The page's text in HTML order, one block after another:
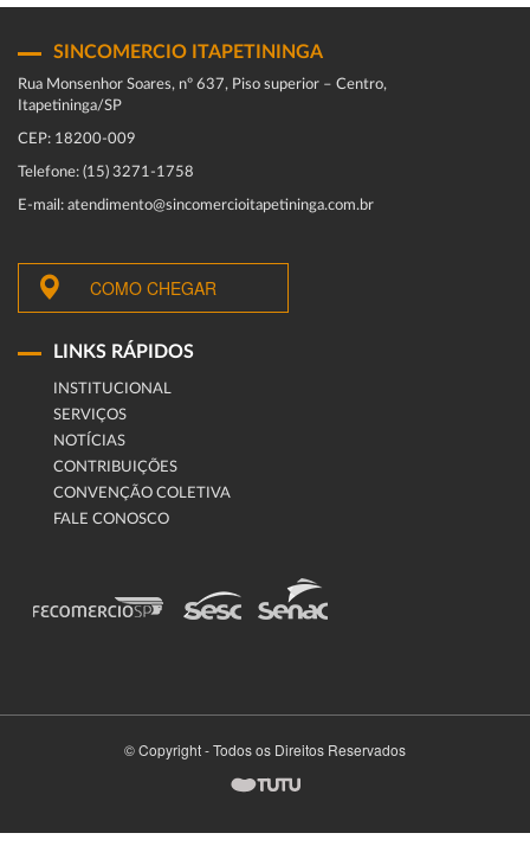
SINCOMERCIO ITAPETININGA
Rua Monsenhor Soares, nº 637, Piso superior – Centro,
Itapetininga/SP
CEP: 18200-009
Telefone: (15) 3271-1758
E-mail: atendimento@sincomercioitapetininga.com.br
COMO CHEGAR
LINKS RÁPIDOS
INSTITUCIONAL
SERVIÇOS
NOTÍCIAS
CONTRIBUIÇÕES
CONVENÇÃO COLETIVA
FALE CONOSCO
© Copyright - Todos os Direitos Reservados